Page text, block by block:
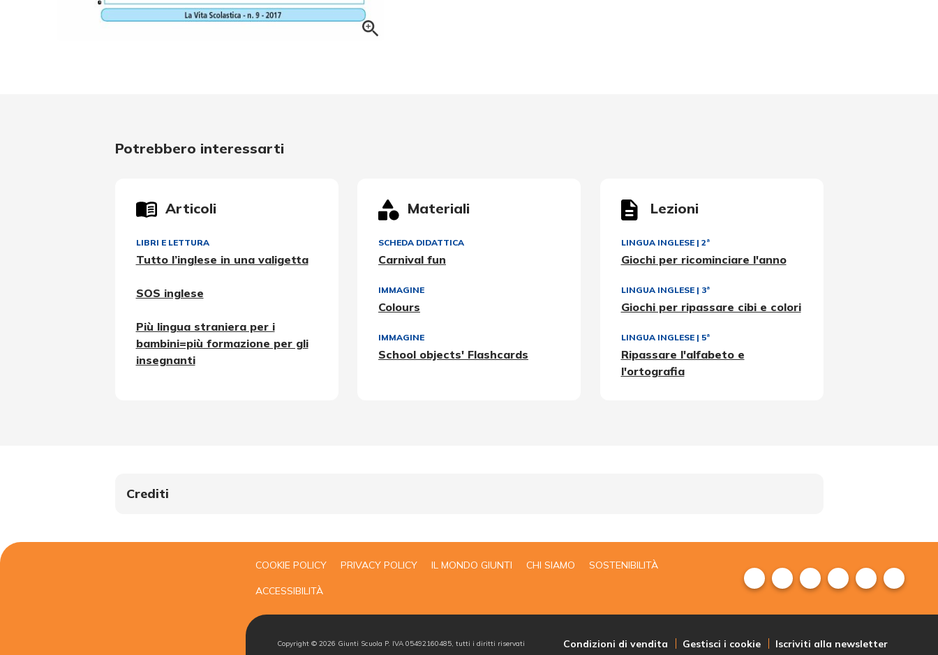
Potrebbero interessarti
Articoli
LIBRI E LETTURA
Tutto l’inglese in una valigetta
SOS inglese
Più lingua straniera per i
bambini=più formazione per gli
insegnanti
Materiali
SCHEDA DIDATTICA
Carnival fun
IMMAGINE
Colours
IMMAGINE
School objects' Flashcards
Lezioni
LINGUA INGLESE| 2ª
Giochi per ricominciare l'anno
LINGUA INGLESE| 3ª
Giochi per ripassare cibi e colori
LINGUA INGLESE| 5ª
Ripassare l'alfabeto e
l'ortografia
Crediti
COOKIE POLICY PRIVACY POLICY IL MONDO GIUNTI CHI SIAMO SOSTENIBILITÀ
ACCESSIBILITÀ
Copyright © 2026 Giunti Scuola P. IVA 05492160485, tutti i diritti riservati Condizioni di vendita Gestisci i cookie Iscriviti alla newsletter